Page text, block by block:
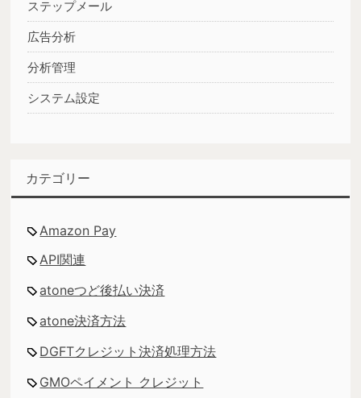
ステップメール
広告分析
分析管理
システム設定
カテゴリー
Amazon Pay
API関連
atoneつど後払い決済
atone決済方法
DGFTクレジット決済処理方法
GMOペイメント クレジット